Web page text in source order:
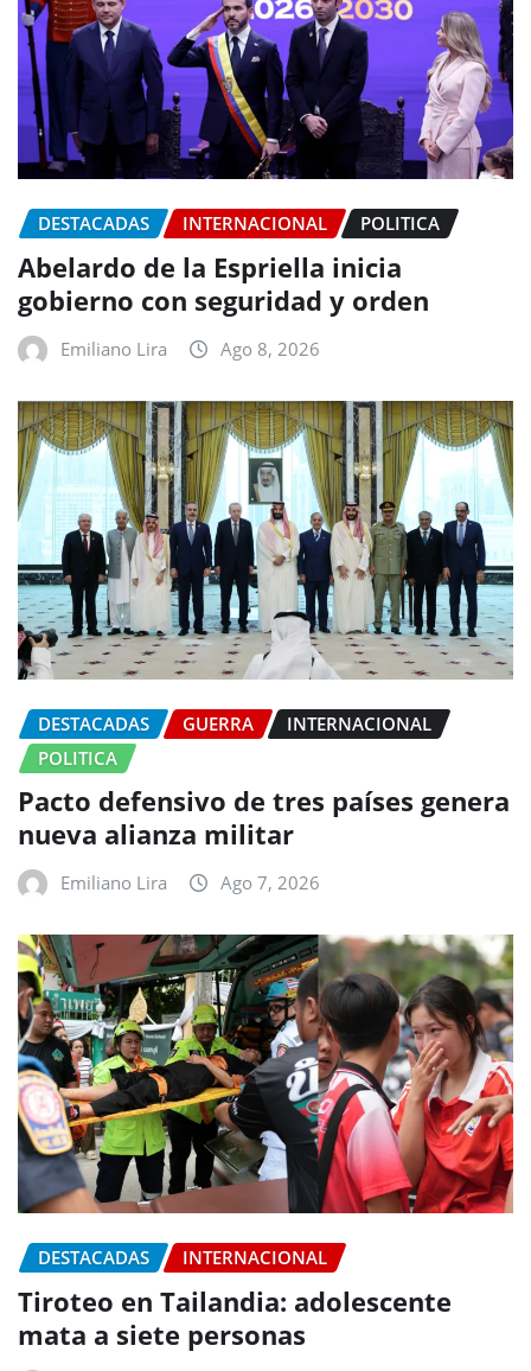
DESTACADAS INTERNACIONAL POLITICA
Abelardo de la Espriella inicia
gobierno con seguridad y orden
Emiliano Lira Ago 8, 2026
DESTACADAS GUERRA
INTERNACIONAL
POLITICA
Pacto defensivo de tres países genera
nueva alianza militar
Emiliano Lira Ago 7, 2026
DESTACADAS INTERNACIONAL
Tiroteo en Tailandia: adolescente
mata a siete personas